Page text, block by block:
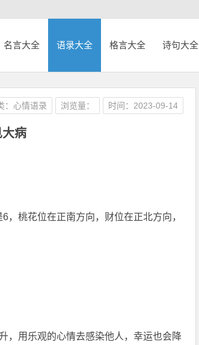
名言大全 语录大全 格言大全 诗句大全
病
：心情语录 浏览量： 时间：2023-09-14
桃花位在正南方向，财位在正北方向，
，用乐观的心情去感染他人，幸运也会降